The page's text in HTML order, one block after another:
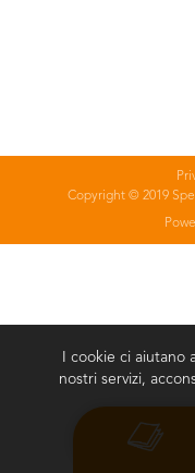
Copyright © 2019
I cookie ci aiutano
nostri servizi,